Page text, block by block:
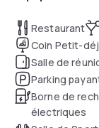
Restaurant
Coin Petit-
Salle de
Parking
Borne de
électriques